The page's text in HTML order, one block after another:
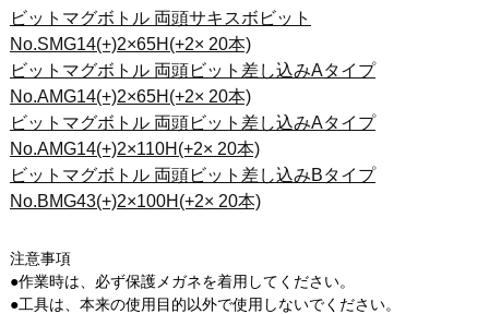
ビットマグボトル 両頭サキスボビット
No.SMG14(+)2×65H(+2× 20本)
ビットマグボトル 両頭ビット差し込みAタイプ
No.AMG14(+)2×65H(+2× 20本)
ビットマグボトル 両頭ビット差し込みAタイプ
No.AMG14(+)2×110H(+2× 20本)
ビットマグボトル 両頭ビット差し込みBタイプ
No.BMG43(+)2×100H(+2× 20本)
注意事項
●作業時は、必ず保護メガネを着用してください。
●工具は、本来の使用目的以外で使用しないでください。